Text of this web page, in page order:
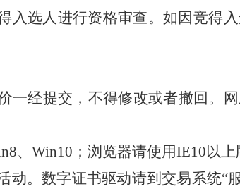
入选人进行资格审查。如因竞得
一经提交，不得修改或者撤回。
、 Win10 ；浏览器请使用IE10以
动。数字证书驱动请到交易系统“